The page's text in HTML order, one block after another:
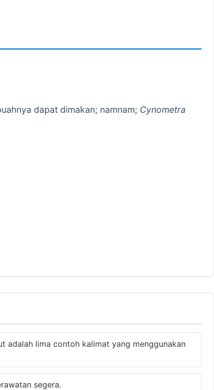
dapat dimakan; namnam; Cynometra
adalah lima contoh kalimat yang menggunakan
segera.